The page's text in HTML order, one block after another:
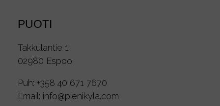
PUOTI
Takkulantie 1
02980 Espoo
Puh: +358 40 671 7670
Email: info@pienikyla.com